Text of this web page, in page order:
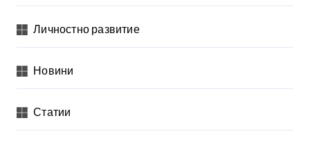
Личностно развитие
Новини
Статии